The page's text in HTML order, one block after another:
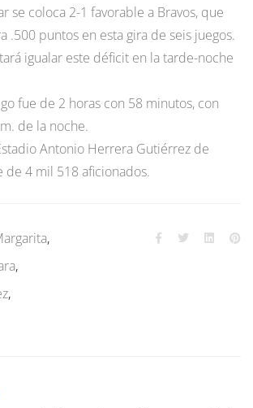
se coloca 2-1 favorable a Bravos, que
.500 puntos en esta gira de seis juegos.
igualar este déficit en la tarde-noche
fue de 2 horas con 58 minutos, con
de la noche.
Antonio Herrera Gutiérrez de
de 4 mil 518 aficionados.
,
,
,